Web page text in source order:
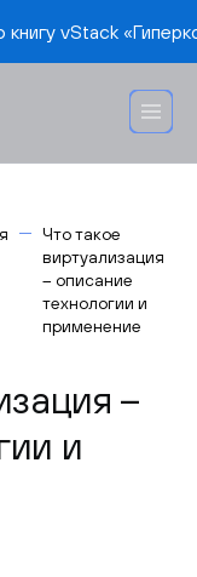
Что такое
виртуализация
– описание
технологии и
применение
–
и